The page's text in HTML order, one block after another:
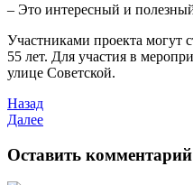
– Это интересный и
Участниками проекта могут
55 лет. Для участия в
улице Советской.
Назад
Далее
Оставить комментарий